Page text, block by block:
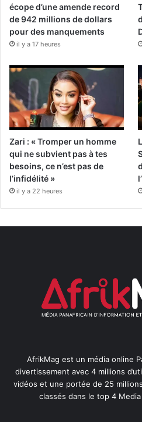
écope d’une amende record
de 942 millions de dollars
pour des manquements
il y a 17 heures
Zari : « Tromper un homme
qui ne subvient pas à tes
besoins, ce n’est pas de
l’infidélité »
il y a 22 heures
AfrikMag est un média online
divertissement avec 4 millions
vidéos et une portée de 25
classés dans le top 4